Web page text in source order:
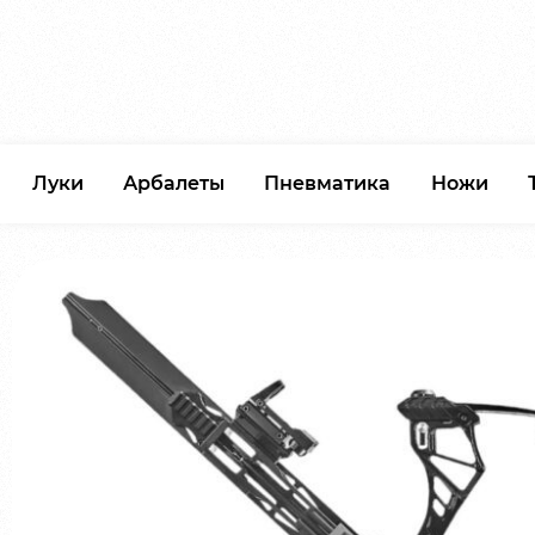
Луки Арбалеты Пневматика Ножи